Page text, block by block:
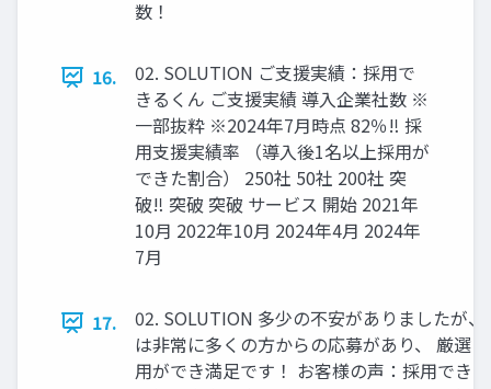
数！
16.
02. SOLUTION ご⽀援実績：採⽤で
きるくん ご⽀援実績 導⼊企業社数 ※
⼀部抜粋 ※2024年7⽉時点 82％‼ 採
⽤⽀援実績率 （導⼊後1名以上採⽤が
できた割合） 250社 50社 200社 突
破‼ 突破 突破 サービス 開始 2021年
10⽉ 2022年10⽉ 2024年4⽉ 2024年
7⽉
17.
02. SOLUTION 多少の不安がありましたが、
は⾮常に多くの⽅からの応募があり、 厳選
⽤ができ満⾜です！ お客様の声：採⽤でき